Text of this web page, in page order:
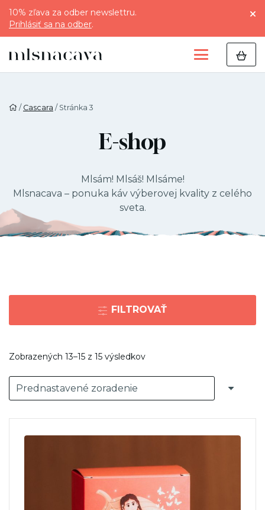
10% zľava za odber newslettru.
Prihlásiť sa na odber.
/ Cascara / Stránka 3
E-shop
Mlsám! Mlsáš! Mlsáme!
Mlsnacava – ponuka káv výberovej kvality z celého
sveta.
FILTROVAŤ
Zobrazených 13–15 z 15 výsledkov